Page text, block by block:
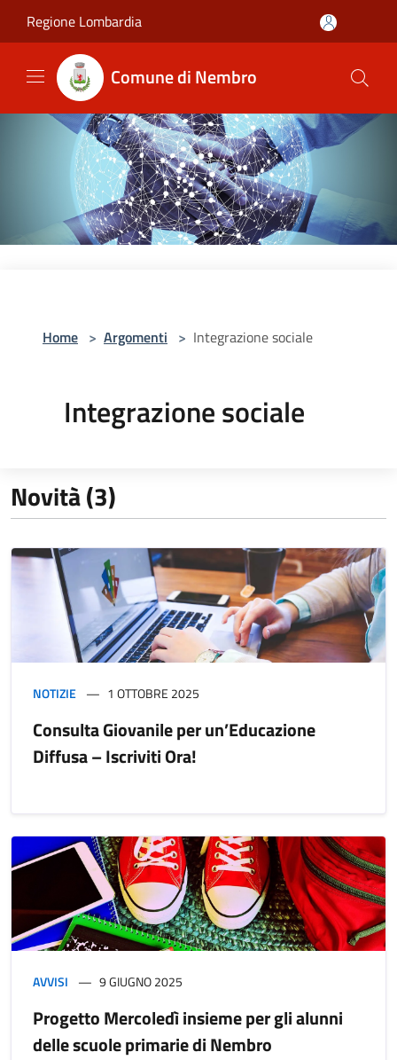
Regione Lombardia
Comune di Nembro
Home > Argomenti > Integrazione sociale
Integrazione sociale
Novità (3)
NOTIZIE 1 OTTOBRE 2025
Consulta Giovanile per un’Educazione
Diffusa – Iscriviti Ora!
AVVISI 9 GIUGNO 2025
Progetto Mercoledì insieme per gli alunni
delle scuole primarie di Nembro